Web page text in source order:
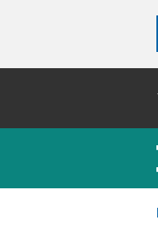
gynnwy